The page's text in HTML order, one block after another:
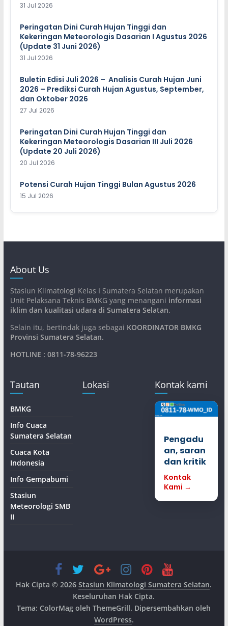
31 Jul 2026
Peringatan Dini Curah Hujan Tinggi dan
Kekeringan Meteorologis Dasarian I Agustus 2026
(Update 31 Juni 2026)
31 Jul 2026
Buletin Edisi Juli 2026 – Analisis Curah Hujan Juni
2026 – Prediksi Curah Hujan Agustus, September,
dan Oktober 2026
27 Jul 2026
Peringatan Dini Curah Hujan Tinggi dan
Kekeringan Meteorologis Dasarian III Juli 2026
(Update 20 Juli 2026)
20 Jul 2026
Potensi Curah Hujan Tinggi Bulan Agustus 2026
15 Jul 2026
About Us
Stasiun Klimatologi Kelas I Sumatera Selatan merupakan
Unit Pelaksana Teknis BMKG yang menangani informasi
iklim dan kualitasi udara di Sumatera Selatan.
Selain itu, bertindak juga sebagai KOORDINATOR BMKG
Provinsi Sumatera Selatan.
HOTLINE : 0811-78-96223
Tautan
BMKG
Info Cuaca
Sumatera Selatan
Cuaca Kota
Indonesia
Info Gempabumi
Stasiun
Meteorologi SMB
II
Lokasi Kontak kami
Pengadu
an, saran
dan kritik
Kontak
Kami →
Hak Cipta © 2026Stasiun Klimatologi Sumatera Selatan.
Keseluruhan Hak Cipta.
Tema: ColorMag oleh ThemeGrill. Dipersembahkan oleh
WordPress.